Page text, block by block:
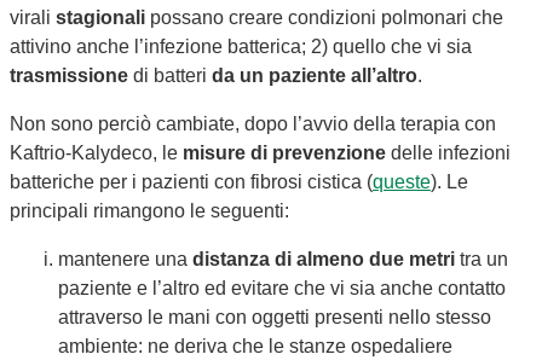
virali stagionali possano creare condizioni polmonari che
attivino anche l’infezione batterica; 2) quello che vi sia
trasmissione di batteri da un paziente all’altro.
Non sono perciò cambiate, dopo l’avvio della terapia con
Kaftrio-Kalydeco, le misure di prevenzione delle infezioni
batteriche per i pazienti con fibrosi cistica (queste). Le
principali rimangono le seguenti:
mantenere una distanza di almeno due metri tra un
paziente e l’altro ed evitare che vi sia anche contatto
attraverso le mani con oggetti presenti nello stesso
ambiente: ne deriva che le stanze ospedaliere